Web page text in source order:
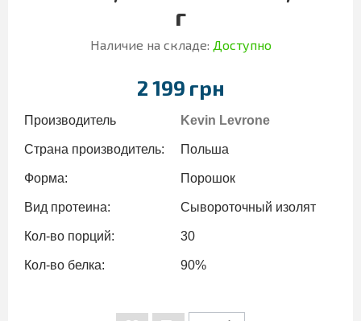
г
Наличие на складе: Доступно
2 199 грн
Производитель Kevin Levrone
Страна производитель: Польша
Форма: Порошок
Вид протеина: Сывороточный изолят
Кол-во порций: 30
Кол-во белка: 90%